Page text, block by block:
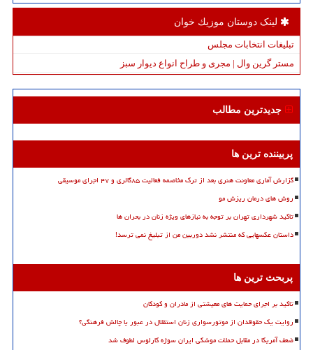
لینک دوستان موزیك خوان
تبلیغات انتخابات مجلس
مستر گرین وال | مجری و طراح انواع دیوار سبز
جدیدترین مطالب
پربیننده ترین ها
گزارش آماری معاونت هنری بعد از ترک مخاصمه فعالیت ۸۵گالری و ۴۷ اجرای موسیقی
روش های درمان ریزش مو
تاکید شهرداری تهران بر توجه به نیازهای ویژه زنان در بحران ها
داستان عکسهایی که منتشر نشد دوربین من از تبلیغ نمی ترسد!
پربحث ترین ها
تاکید بر اجرای حمایت های معیشتی از مادران و کودکان
روایت یک حقوقدان از موتورسواری زنان استقلال در عبور یا چالش فرهنگی؟
ضعف آمریکا در مقابل حملات موشکی ایران سوژه کارلوس لطوف شد